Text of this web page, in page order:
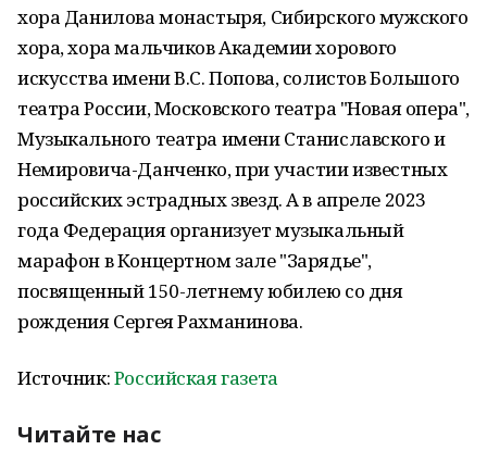
хора Данилова монастыря, Сибирского мужского
хора, хора мальчиков Академии хорового
искусства имени В.С. Попова, солистов Большого
театра России, Московского театра "Новая опера",
Музыкального театра имени Станиславского и
Немировича-Данченко, при участии известных
российских эстрадных звезд. А в апреле 2023
года Федерация организует музыкальный
марафон в Концертном зале "Зарядье",
посвященный 150-летнему юбилею со дня
рождения Сергея Рахманинова.
Источник:Российская газета
Читайте нас